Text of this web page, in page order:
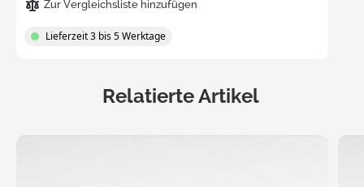
Zur Vergleichsliste hinzufügen
Lieferzeit 3 bis 5 Werktage
Relatierte Artikel